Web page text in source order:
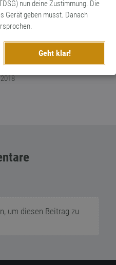
nun deine Zustimmung. Die
Gerät geben musst. Danach
Geht klar!
Der
die
um diesen Beitrag zu